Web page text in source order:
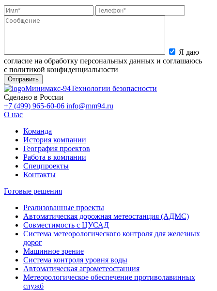
Я даю
согласие на обработку персональных данных и соглашаюсь
с политикой конфиденциальности
Минимакс-94Технологии безопасности
Сделано в России
+7 (499) 965-60-06 info@mm94.ru
О нас
Команда
История компании
География проектов
Работа в компании
Спецпроекты
Контакты
Готовые решения
Реализованные проекты
Автоматическая дорожная метеостанция (АДМС)
Совместимость с ЦУСАД
Система метеорологического контроля для железных
дорог
Машинное зрение
Система контроля уровня воды
Автоматическая агрометеостанция
Метеорологическое обеспечение противолавинных
служб